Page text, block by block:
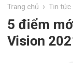
Trang chủ › Tin tức
5 điểm
Vision